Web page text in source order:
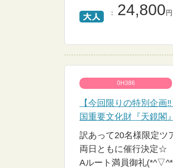
： 24,800円
0H386
【今回限りの特別企
国重要文化財『天鏡閣
訳あって20名様限定ツ
両日ともに催行決定☆
Aルート満員御礼